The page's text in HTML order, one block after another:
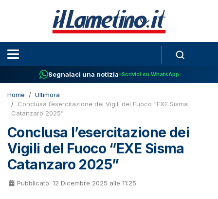
Segnalaci una notizia Scrivici su WhatsApp
Home
Ultimora
Conclusa l’esercitazione dei Vigili del Fuoco “EXE Sisma
Catanzaro 2025”
Conclusa l’esercitazione dei
Vigili del Fuoco “EXE Sisma
Catanzaro 2025”
Pubblicato: 12 Dicembre 2025 alle 11:25